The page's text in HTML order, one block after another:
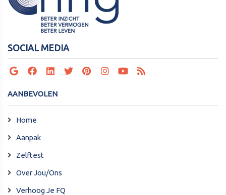
SOCIAL MEDIA
AANBEVOLEN
Home
Aanpak
Zelftest
Over Jou/Ons
Verhoog Je FQ